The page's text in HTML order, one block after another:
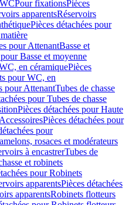
Pour fixationsPièces
apparentsRéservoirs
Pièces détachées pour
pour AttenantBasse et
Basse et moyenne
en céramiquePièces
pour WC, en
pour AttenantTubes de chasse
pour Tubes de chasse
Pièces détachées pour Haute
AccessoiresPièces détachées pour
pour
rosaces et modérateurs
à encastrerTubes de
et robinets
pour Robinets
apparentsPièces détachées
apparentsRobinets flotteurs